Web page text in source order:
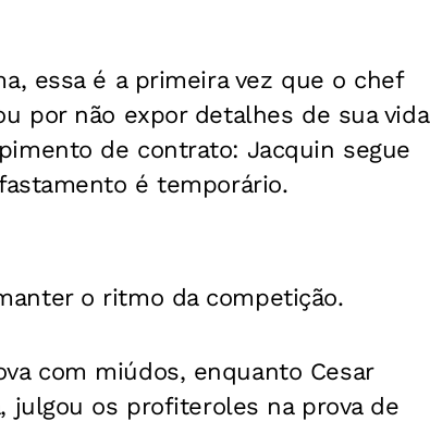
essa é a primeira vez que o chef
por não expor detalhes de sua vida
de contrato: Jacquin segue
é temporário.
o ritmo da competição.
com miúdos, enquanto Cesar
julgou os profiteroles na prova de